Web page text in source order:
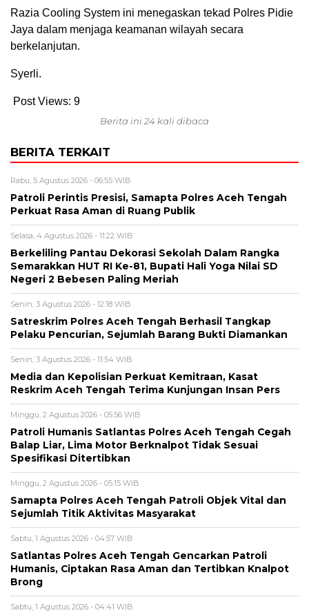
Razia Cooling System ini menegaskan tekad Polres Pidie
Jaya dalam menjaga keamanan wilayah secara
berkelanjutan.
Syerli.
Post Views: 9
Berita ini 24 kali dibaca
BERITA TERKAIT
Rabu, 5 Agustus 2026 - 06:55 WIB
Patroli Perintis Presisi, Samapta Polres Aceh Tengah
Perkuat Rasa Aman di Ruang Publik
Selasa, 4 Agustus 2026 - 11:22 WIB
Berkeliling Pantau Dekorasi Sekolah Dalam Rangka
Semarakkan HUT RI Ke-81, Bupati Hali Yoga Nilai SD
Negeri 2 Bebesen Paling Meriah
Senin, 3 Agustus 2026 - 12:18 WIB
Satreskrim Polres Aceh Tengah Berhasil Tangkap
Pelaku Pencurian, Sejumlah Barang Bukti Diamankan
Senin, 3 Agustus 2026 - 11:54 WIB
Media dan Kepolisian Perkuat Kemitraan, Kasat
Reskrim Aceh Tengah Terima Kunjungan Insan Pers
Minggu, 2 Agustus 2026 - 05:56 WIB
Patroli Humanis Satlantas Polres Aceh Tengah Cegah
Balap Liar, Lima Motor Berknalpot Tidak Sesuai
Spesifikasi Ditertibkan
Minggu, 2 Agustus 2026 - 05:15 WIB
Samapta Polres Aceh Tengah Patroli Objek Vital dan
Sejumlah Titik Aktivitas Masyarakat
Sabtu, 1 Agustus 2026 - 04:57 WIB
Satlantas Polres Aceh Tengah Gencarkan Patroli
Humanis, Ciptakan Rasa Aman dan Tertibkan Knalpot
Brong
Sabtu, 1 Agustus 2026 - 04:41 WIB